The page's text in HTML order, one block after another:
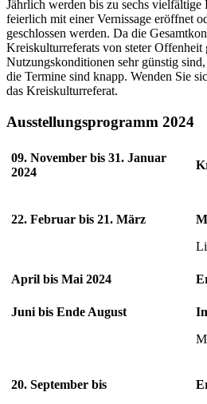
Jährlich werden bis zu sechs
feierlich mit einer Vernissage eröffnet
geschlossen werden. Da die
Kreiskulturreferats von steter Offenheit
Nutzungskonditionen sehr günstig
die Termine sind knapp. Wenden Sie
das Kreiskulturreferat.
Ausstellungsprogramm 2024
09. November bis 31. Januar
2024
22. Februar bis 21. März
April bis Mai 2024
Juni bis Ende August
20. September bis